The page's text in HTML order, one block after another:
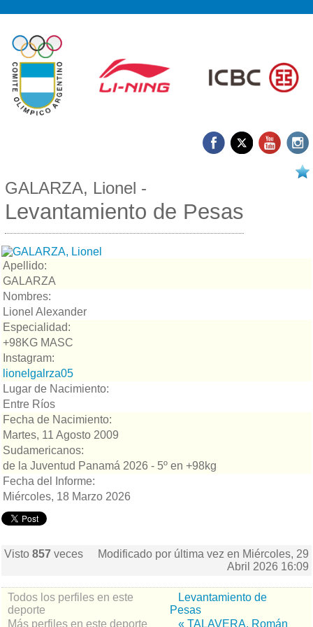
GALARZA, Lionel -
Levantamiento de Pesas
Apellido:
GALARZA
Nombres:
Lionel Alexander
Especialidad:
+98KG MASC
Instagram:
lionelgalrza05
Lugar de Nacimiento:
Entre Ríos
Fecha de Nacimiento:
Martes, 11 Agosto 2009
Sudamericanos:
de la Juventud Panamá 2026 - 5º en +98kg
Fecha del Informe:
Miércoles, 18 Marzo 2026
Visto 857 veces
Modificado por última vez en Miércoles, 29
Abril 2026 16:09
Todos los perfiles en este
deporte
Levantamiento de
Pesas
Más perfiles en este deporte
« TALAVERA, Román